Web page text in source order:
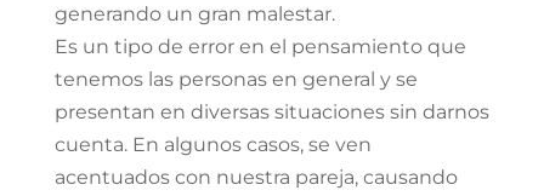
generando un gran malestar.
Es un tipo de error en el pensamiento que
tenemos las personas en general y se
presentan en diversas situaciones sin darnos
cuenta. En algunos casos, se ven
acentuados con nuestra pareja, causando